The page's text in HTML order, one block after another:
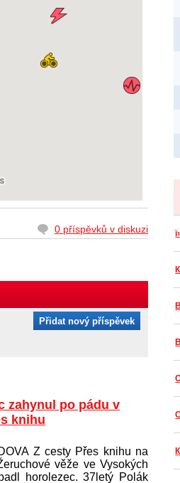
0 příspěvků v diskuzi
Přidat nový příspěvek
zahynul po pádu v
knihu
Z cesty Přes knihu na
věže ve Vysokých
horolezec. 37letý Polák